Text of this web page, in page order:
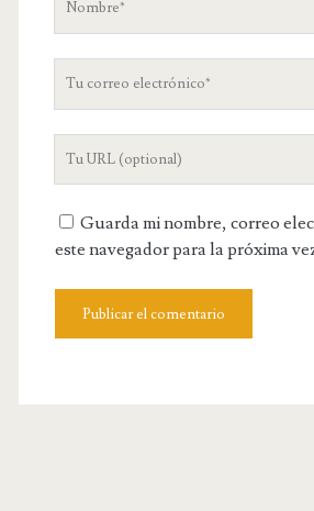
webGuarda mi nombre, correo
este navegador para la próxima